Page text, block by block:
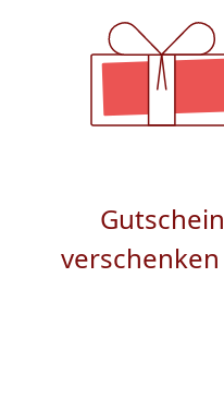
Gutschein
verschenken